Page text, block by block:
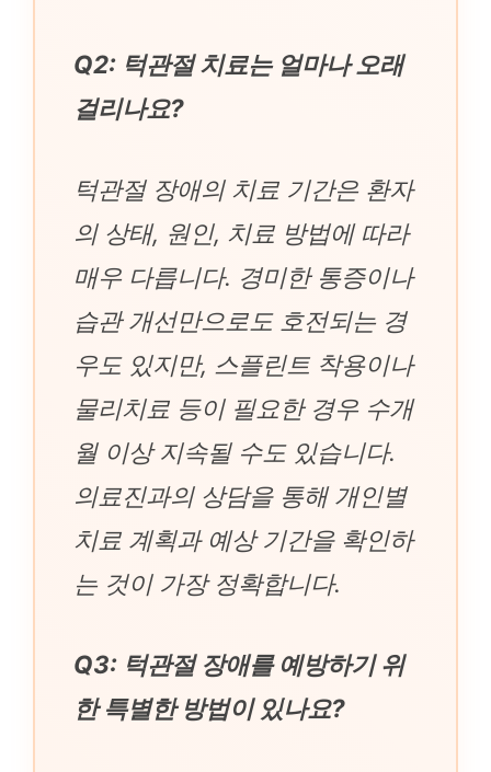
Q2: 턱관절 치료는 얼마나 오래
걸리나요?
턱관절 장애의 치료 기간은 환자
의 상태, 원인, 치료 방법에 따라
매우 다릅니다. 경미한 통증이나
습관 개선만으로도 호전되는 경
우도 있지만, 스플린트 착용이나
물리치료 등이 필요한 경우 수개
월 이상 지속될 수도 있습니다.
의료진과의 상담을 통해 개인별
치료 계획과 예상 기간을 확인하
는 것이 가장 정확합니다.
Q3: 턱관절 장애를 예방하기 위
한 특별한 방법이 있나요?